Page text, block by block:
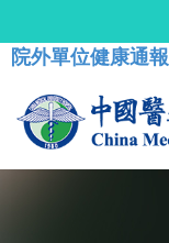
院外單位健康通報